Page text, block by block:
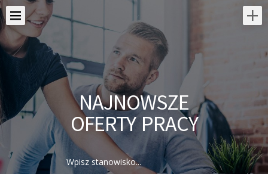
NAJNOWSZE
OFERTY PRACY